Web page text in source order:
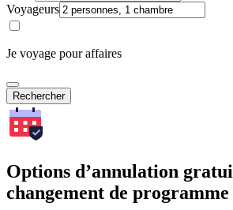
Voyageurs
Je voyage pour affaires
Rechercher
Options d’annulation
changement de programme